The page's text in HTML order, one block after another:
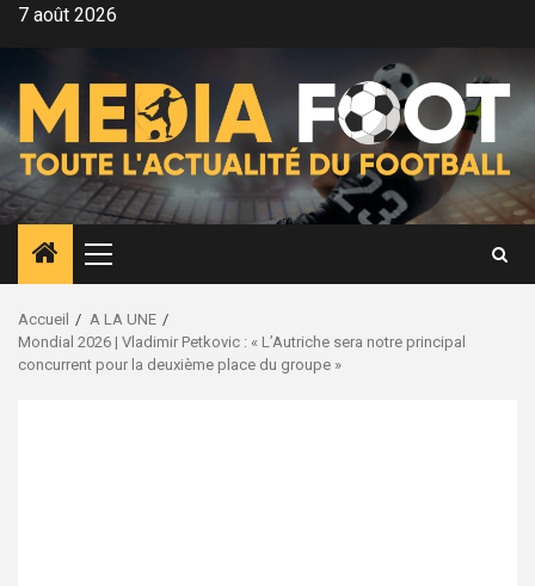
Aller7 août 2026
Menu
principal
Accueil
A LA UNE
Mondial 2026 | Vladimir Petkovic : « L’Autriche sera notre principal
concurrent pour la deuxième place du groupe »